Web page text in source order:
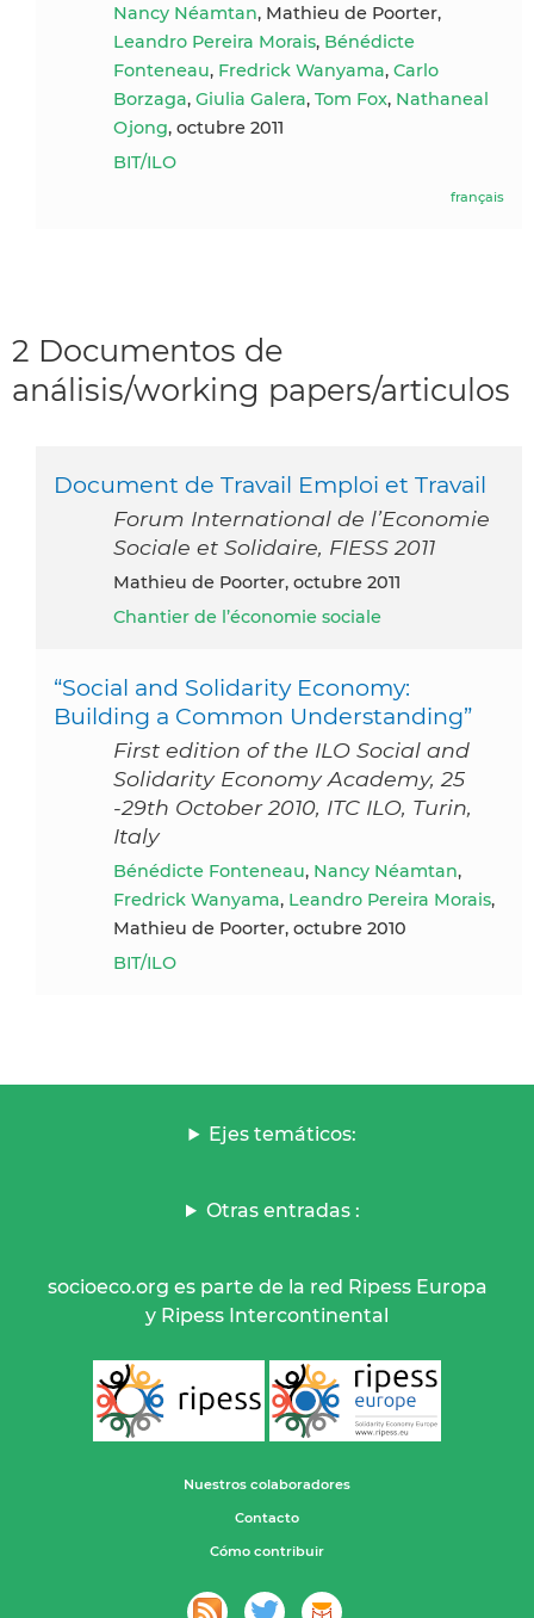
Nancy Néamtan, Mathieu de Poorter,
Leandro Pereira Morais, Bénédicte
Fonteneau, Fredrick Wanyama, Carlo
Borzaga, Giulia Galera, Tom Fox, Nathaneal
Ojong, octubre 2011
BIT/ILO
français
2 Documentos de
análisis/working papers/articulos
Document de Travail Emploi et Travail
Forum International de l’Economie
Sociale et Solidaire, FIESS 2011
Mathieu de Poorter, octubre 2011
Chantier de l’économie sociale
“Social and Solidarity Economy:
Building a Common Understanding”
First edition of the ILO Social and
Solidarity Economy Academy, 25
-29th October 2010, ITC ILO, Turin,
Italy
Bénédicte Fonteneau, Nancy Néamtan,
Fredrick Wanyama, Leandro Pereira Morais,
Mathieu de Poorter, octubre 2010
BIT/ILO
Ejes temáticos:
Otras entradas :
socioeco.org es parte de la red Ripess Europa
y Ripess Intercontinental
Nuestros colaboradores
Contacto
Cómo contribuir